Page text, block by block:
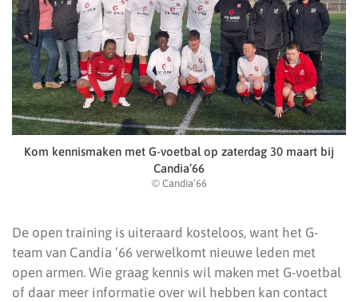
Kom kennismaken met G-voetbal op zaterdag 30 maart bij
Candia’66
© Candia’66
De open training is uiteraard kosteloos, want het G-
team van Candia ’66 verwelkomt nieuwe leden met
open armen. Wie graag kennis wil maken met G-voetbal
of daar meer informatie over wil hebben kan contact